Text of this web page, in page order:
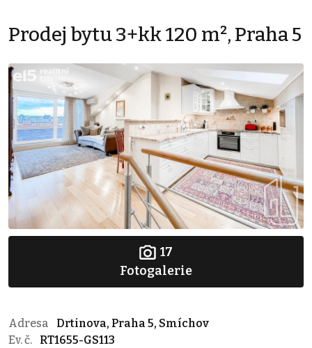
Prodej bytu 3+kk 120 m², Praha 5
17
Fotogalerie
Adresa
Drtinova, Praha 5, Smíchov
Ev. č.
RT1655-GS113